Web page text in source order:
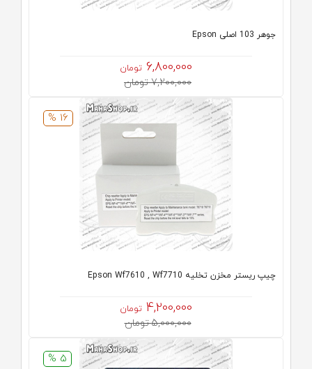
جوهر 103 اصلی Epson
6,800,000 تومان
7,200,000 تومان
16 %
چیپ ریستر مخزن تخلیه Epson Wf7610 , Wf7710
4,200,000 تومان
5,000,000 تومان
5 %